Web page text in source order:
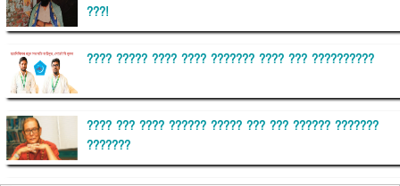
???!
???? ????? ???? ???? ??????? ???? ??? ??????????
???? ??? ???? ?????? ????? ??? ??? ?????? ???????
???????